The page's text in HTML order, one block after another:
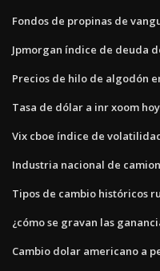
Fondos de propinas de
Jpmorgan índice de deuda
Precios de hilo de algodón
Tasa de dólar a inr xoom hoy
Vix cboe índice de
Industria nacional de
Tipos de cambio históricos
¿cómo se gravan las
Cambio dolar americano a